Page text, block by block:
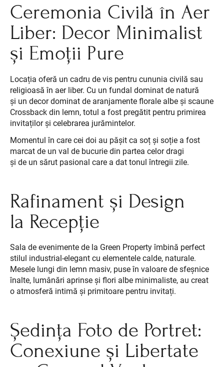
Ceremonia Civilă în Aer
Liber: Decor Minimalist
și Emoții Pure
Locația oferă un cadru de vis pentru cununia civilă sau
religioasă în aer liber. Cu un fundal dominat de natură
și un decor dominat de aranjamente florale albe și scaune
Crossback din lemn, totul a fost pregătit pentru primirea
invitaților și celebrarea jurămintelor.
Momentul în care cei doi au pășit ca soț și soție a fost
marcat de un val de bucurie din partea celor dragi
și de un sărut pasional care a dat tonul întregii zile.
Rafinament și Design
la Recepție
Sala de evenimente de la Green Property îmbină perfect
stilul industrial-elegant cu elementele calde, naturale.
Mesele lungi din lemn masiv, puse în valoare de sfeșnice
înalte, lumânări aprinse și flori albe minimaliste, au creat
o atmosferă intimă și primitoare pentru invitați.
Ședința Foto de Portret:
Conexiune și Libertate